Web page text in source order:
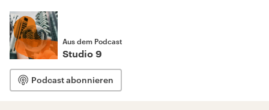
Aus dem Podcast
Studio 9
Podcast abonnieren